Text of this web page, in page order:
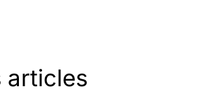
articles